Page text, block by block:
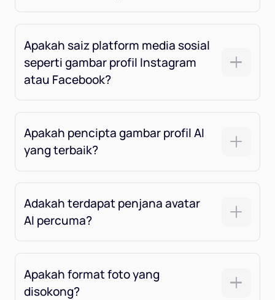
Apakah saiz platform media sosial
seperti gambar profil Instagram
atau Facebook?
Apakah pencipta gambar profil AI
yang terbaik?
Adakah terdapat penjana avatar
AI percuma?
Apakah format foto yang
disokong?